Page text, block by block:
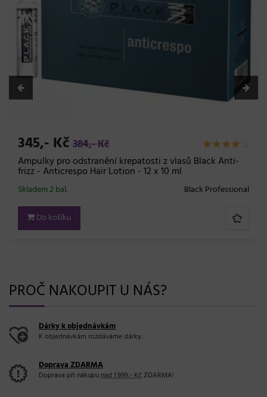
345,- Kč 384,- Kč
Ampulky pro odstranění krepatosti z vlasů Black Anti-
frizz - Anticrespo Hair Lotion - 12 x 10 ml
Black Professional
Skladem 2 bal.
Do košíku
PROČ NAKOUPIT U NÁS?
Dárky k objednávkám
K objednávkám rozdáváme dárky.
Doprava ZDARMA
Doprava při nákupunad 1.999,- KčZDARMA!